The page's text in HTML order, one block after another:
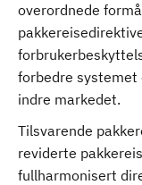
overordnede
forbedre
indre markedet.
Tilsvarende
reviderte
fullharmonisert